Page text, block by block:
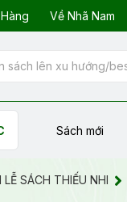
Về Nhã Nam
Sách mới
LỄ SÁCH THIẾU NHI